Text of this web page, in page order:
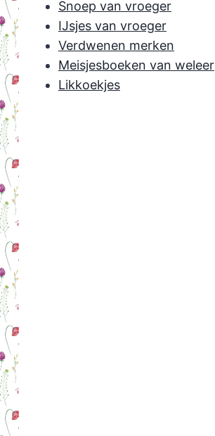
Snoep van vroeger
IJsjes van vroeger
Verdwenen merken
Meisjesboeken van weleer
Likkoekjes